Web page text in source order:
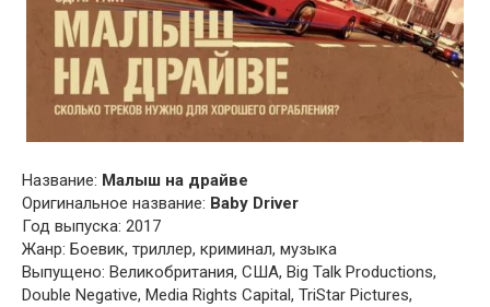
Название: Малыш на драйве
Оригинальное название: Baby Driver
Год выпуска: 2017
Жанр: Боевик, триллер, криминал, музыка
Выпущено: Великобритания, США, Big Talk Productions,
Double Negative, Media Rights Capital, TriStar Pictures,